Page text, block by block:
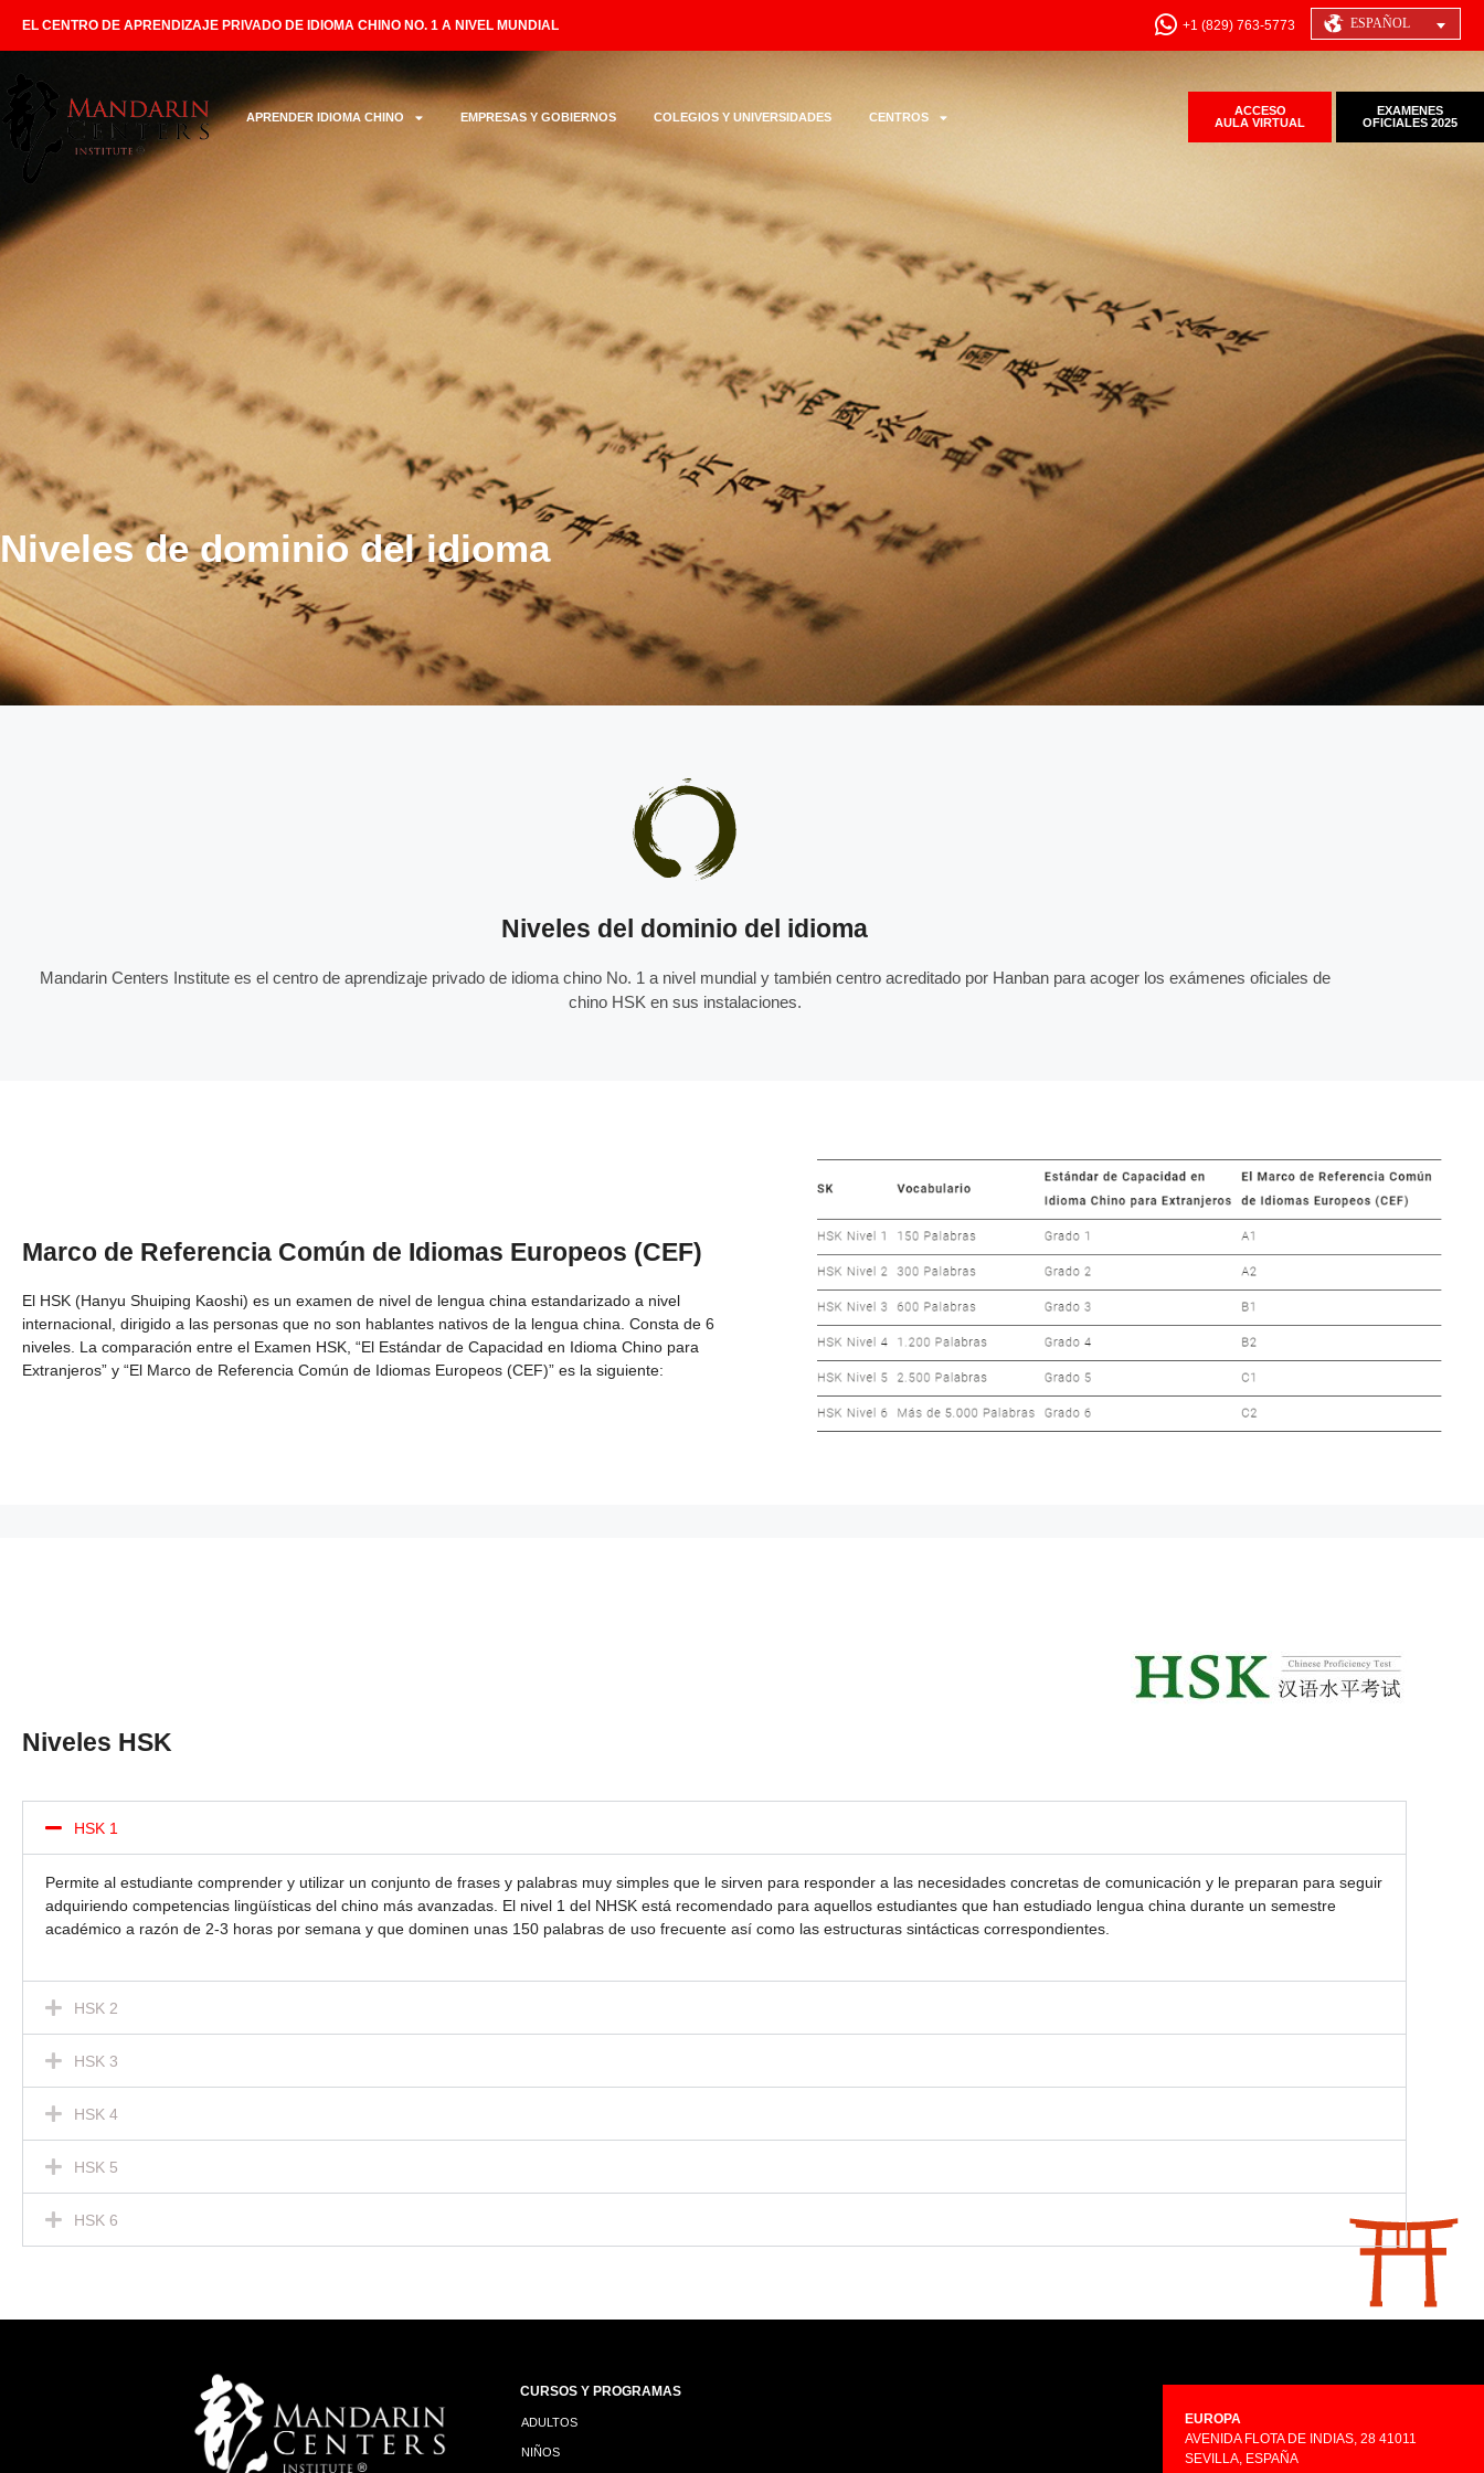
EL CENTRO DE APRENDIZAJE PRIVADO DE IDIOMA CHINO NO. 1 A NIVEL MUNDIAL +1 (829) 763-5773 ESPAÑOL
APRENDER IDIOMA CHINO EMPRESAS Y GOBIERNOS COLEGIOS Y UNIVERSIDADES CENTROS
ACCESO
AULA VIRTUAL
EXAMENES
OFICIALES 2025
Niveles de dominio del idioma
Niveles del dominio del idioma
Mandarin Centers Institute es el centro de aprendizaje privado de idioma chino No. 1 a nivel mundial y también centro acreditado por Hanban para acoger los exámenes oficiales de
chino HSK en sus instalaciones.
Marco de Referencia Común de Idiomas Europeos (CEF)
El HSK (Hanyu Shuiping Kaoshi) es un examen de nivel de lengua china estandarizado a nivel
internacional, dirigido a las personas que no son hablantes nativos de la lengua china. Consta de 6
niveles. La comparación entre el Examen HSK, “El Estándar de Capacidad en Idioma Chino para
Extranjeros” y “El Marco de Referencia Común de Idiomas Europeos (CEF)” es la siguiente:
Niveles HSK
HSK 1
Permite al estudiante comprender y utilizar un conjunto de frases y palabras muy simples que le sirven para responder a las necesidades concretas de comunicación y le preparan para seguir
adquiriendo competencias lingüísticas del chino más avanzadas. El nivel 1 del NHSK está recomendado para aquellos estudiantes que han estudiado lengua china durante un semestre
académico a razón de 2-3 horas por semana y que dominen unas 150 palabras de uso frecuente así como las estructuras sintácticas correspondientes.
HSK 2
HSK 3
HSK 4
HSK 5
HSK 6
CURSOS Y PROGRAMAS
ADULTOS
NIÑOS
EUROPA
AVENIDA FLOTA DE INDIAS, 28 41011
SEVILLA, ESPAÑA